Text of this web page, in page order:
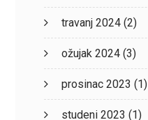
travanj 2024(2)
ožujak 2024(3)
prosinac 2023 (1)
studeni 2023 (1)